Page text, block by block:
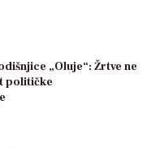
„Oluje“: Žrtve ne
političke